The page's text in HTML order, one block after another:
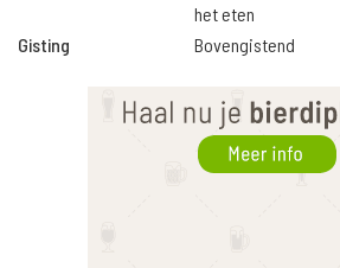
het eten
Gisting
Bovengistend